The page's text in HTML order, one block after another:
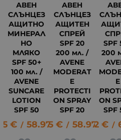
АВЕН
СЛЪНЦЕЗ
АЩИТНО
МИНЕРАЛ
НО
МЛЯКО
SPF 50+
100 мл. /
AVENE
SUNCARE
LOTION
SPF 50
€ / 58.97 лв.
АВЕН
СЛЪНЦЕЗ
АЩИТЕН
СПРЕЙ
SPF 20
200 мл. /
AVENE
MODERAT
E
PROTECTI
ON SPRAY
SPF 20
30.15 € / 58.97 лв.
SPF
200
E
ON
SPF
33.22 € /